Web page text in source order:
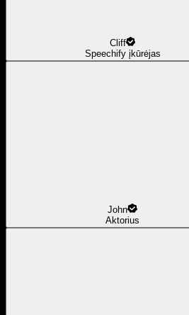
Cliff
Speechify įkūrėjas
John
Aktorius